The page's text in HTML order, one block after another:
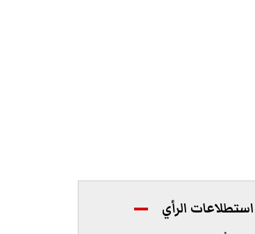
استطلاعات الرأي